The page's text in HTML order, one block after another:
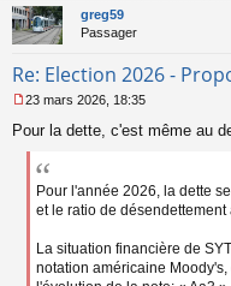
greg59
Passager
Re: Election 2026 -
e
s
23 mars 2026, 18:35
Pour la dette, c'est même au
Pour l'année 2026, la dette
et le ratio de désendettement
La situation financière de
notation américaine